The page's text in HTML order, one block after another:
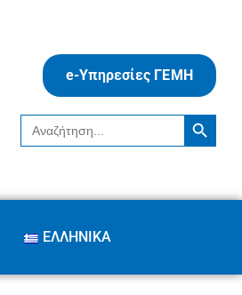
e-Υπηρεσίες ΓΕΜΗ
Search
for:
Search Button
ΕΛΛΗΝΙΚΆ